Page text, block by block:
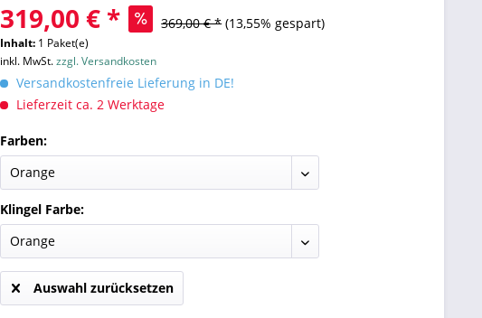
319,00 € * 369,00 € * (13,55% gespart)
Inhalt: 1 Paket(e)
inkl. MwSt.zzgl. Versandkosten
Versandkostenfreie Lieferung in DE!
Lieferzeit ca. 2 Werktage
Farben:
Klingel Farbe:
Auswahl zurücksetzen